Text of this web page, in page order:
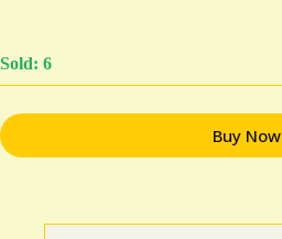
Sold: 6
Buy Now